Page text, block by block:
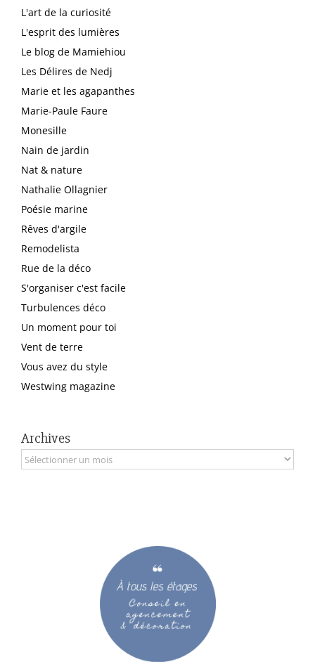
L'art de la curiosité
L'esprit des lumières
Le blog de Mamiehiou
Les Délires de Nedj
Marie et les agapanthes
Marie-Paule Faure
Monesille
Nain de jardin
Nat & nature
Nathalie Ollagnier
Poésie marine
Rêves d'argile
Remodelista
Rue de la déco
S'organiser c'est facile
Turbulences déco
Un moment pour toi
Vent de terre
Vous avez du style
Westwing magazine
Archives
Archives